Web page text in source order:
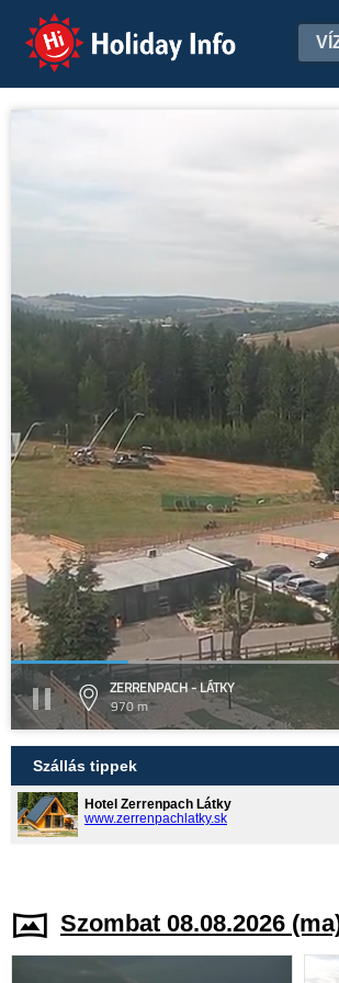
Holiday Info
ZERRENPACH - LÁTKY
970 m
Szállás tippek
Hotel Zerrenpach Látky
www.zerrenpachlatky.sk
Szombat 08.08.2026